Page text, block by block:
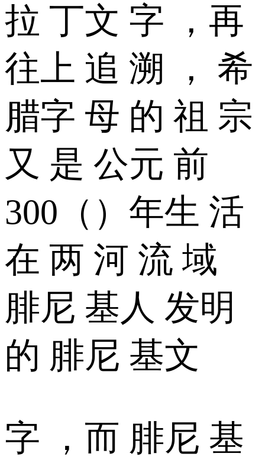
拉 丁文 字 ，再
往上 追 溯 ， 希
腊字 母 的 祖 宗
又 是 公元 前
300（）年生 活
在 两 河 流 域
腓尼 基人 发明
的 腓尼 基文
字 ，而 腓尼 基